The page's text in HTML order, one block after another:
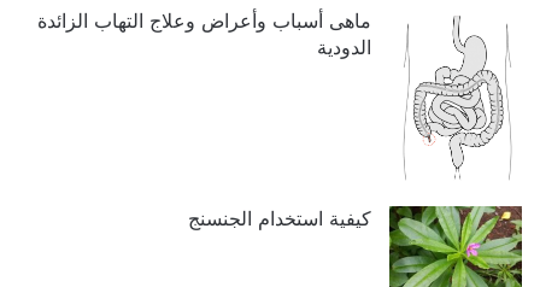
ماهى أسباب وأعراض وعلاج التهاب الزائدة
الدودية
كيفية استخدام الجنسنج